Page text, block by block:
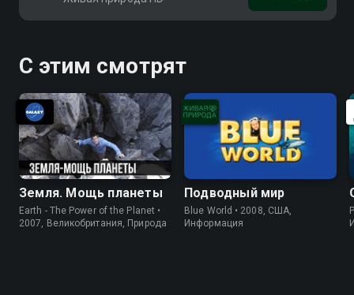
С этим смотрят
Земля. Мощь планеты
Earth - The Power of the Planet •
2007, Великобритания, Природа
Подводный мир
Blue World • 2008, США,
Информация